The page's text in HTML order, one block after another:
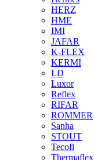
HERZ
HME
IMI
JAFAR
K-FLEX
KERMI
LD
Luxor
Reflex
RIFAR
ROMMER
Sanha
STOUT
Tecofi
Thermaflex